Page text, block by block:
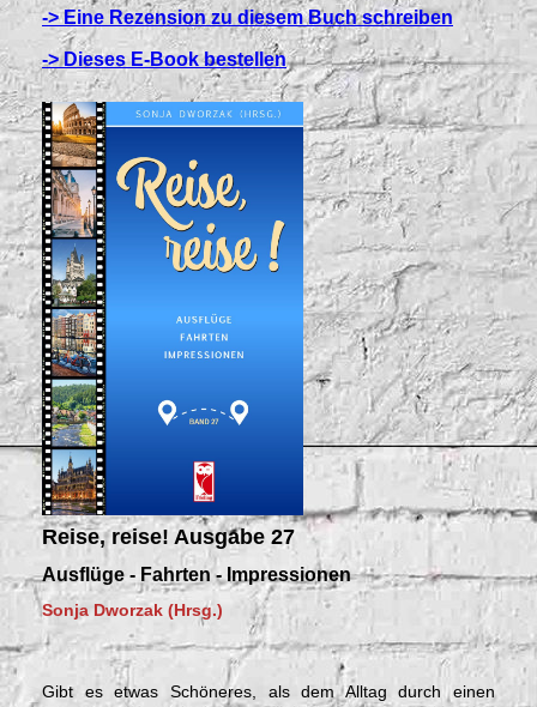
-> Eine Rezension zu diesem Buch schreiben
-> Dieses E-Book bestellen
Reise, reise! Ausgabe 27
Ausflüge - Fahrten - Impressionen
Sonja Dworzak (Hrsg.)
Gibt es etwas Schöneres, als dem Alltag durch einen